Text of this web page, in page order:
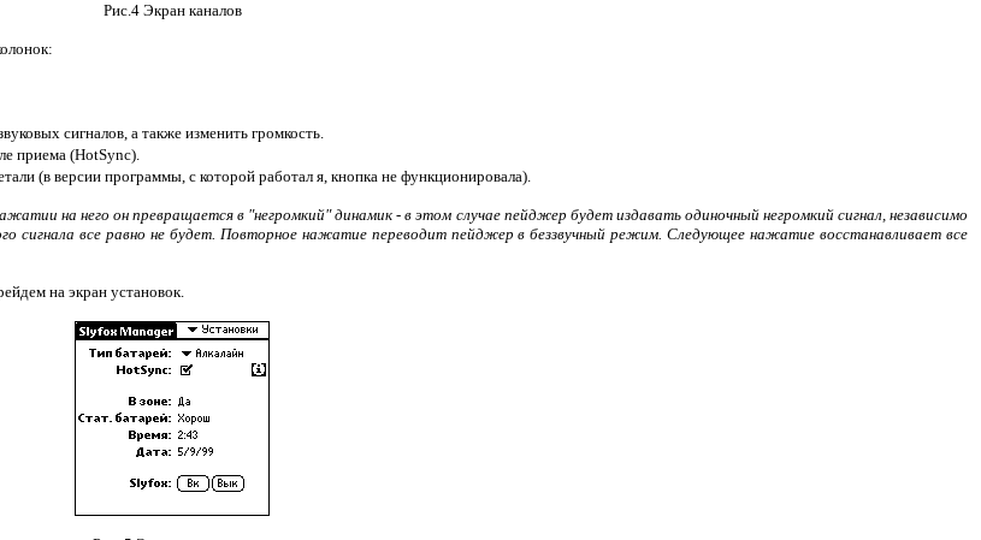
Рис.4 Экран каналов
сигналов, а также изменить громкость.
приема (HotSync).
(в версии программы, с которой работал я, кнопка не функционировала).
на него он превращается в "негромкий" динамик - в этом случае пейджер будет издавать одиночный негромкий сигнал, независимо
сигнала все равно не будет. Повторное нажатие переводит пейджер в беззвучный режим. Следующее нажатие восстанавливает все
на экран установок.